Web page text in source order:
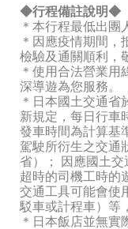
◆行程備註說明◆
＊本行程最低出團
＊因應疫情期間，
檢驗及通關順利，
＊使用合法營業用
深導遊為您服務。
＊日本國土交通省
新規定，每日行車
發車時間為計算基
駕駛所衍生之交通
省）； 因應國土
超時的司機工時的
交通工具可能會使
駁車或計程車）等
＊日本飯店並無實